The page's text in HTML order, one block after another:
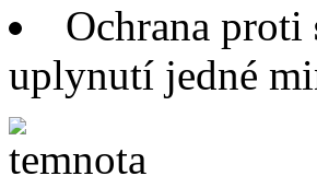
Ochrana proti
uplynutí jedné